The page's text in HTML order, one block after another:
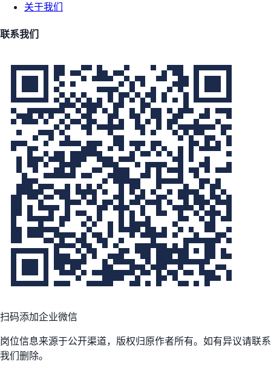
关于我们
联系我们
扫码添加企业微信
岗位信息来源于公开渠道，版权归原作者所有。如有异议请联系
我们删除。